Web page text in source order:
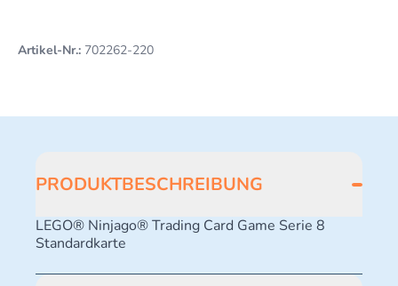
Artikel-Nr.: 702262-220
PRODUKTBESCHREIBUNG
LEGO® Ninjago® Trading Card Game Serie 8
Standardkarte